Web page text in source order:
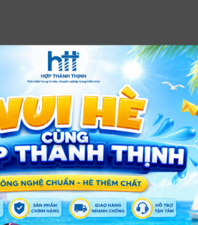
XEM THÊM